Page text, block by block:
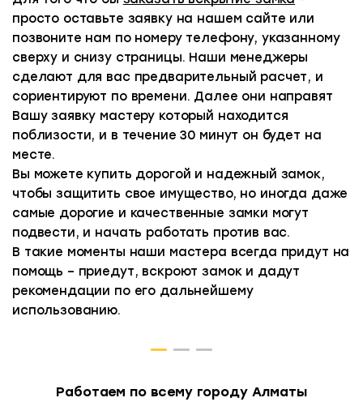
просто оставьте заявку на нашем сайте или
позвоните нам по номеру телефону, указанному
сверху и снизу страницы. Наши менеджеры
сделают для вас предварительный расчет, и
сориентируют по времени. Далее они направят
Вашу заявку мастеру который находится
поблизости, и в течение 30 минут он будет на
месте.
Вы можете купить дорогой и надежный замок,
чтобы защитить свое имущество, но иногда даже
самые дорогие и качественные замки могут
подвести, и начать работать против вас.
В такие моменты наши мастера всегда придут на
помощь – приедут, вскроют замок и дадут
рекомендации по его дальнейшему
использованию.
Работаем по всему городу Алматы